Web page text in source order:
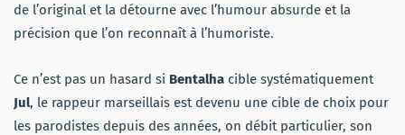
de l’original et la détourne avec l’humour absurde et la
précision que l’on reconnaît à l’humoriste.
Ce n’est pas un hasard si Bentalha cible systématiquement
Jul, le rappeur marseillais est devenu une cible de choix pour
les parodistes depuis des années, on débit particulier, son